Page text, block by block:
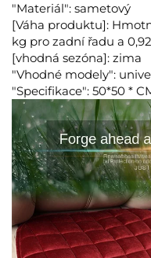
"Materiál": sametový
[Váha produktu]:
kg pro zadní řadu a
[vhodná sezóna]: zima
"Vhodné modely":
"Specifikace": 50*50 *